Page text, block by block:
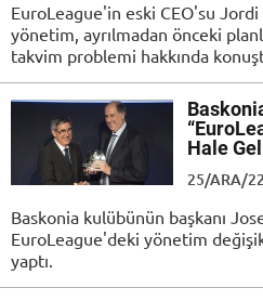
EuroLeague'in eski CEO'su
yönetim, ayrılmadan önceki
takvim problemi hakkında
Hale
25/ARA/
Baskonia kulübünün başkanı
EuroLeague'deki yönetim
yaptı.